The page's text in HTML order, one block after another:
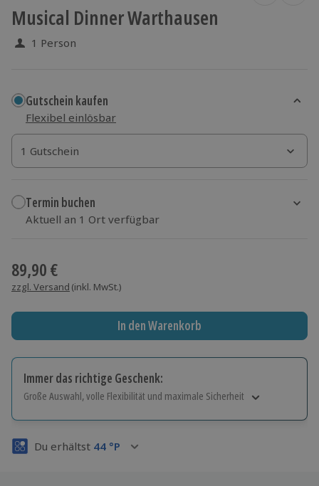
Musical Dinner Warthausen
1 Person
Gutschein kaufen
Flexibel einlösbar
1 Gutschein
1 Gutschein
1 Gutschein
Termin buchen
Aktuell an 1 Ort verfügbar
89,90 €
zzgl. Versand (inkl. MwSt.)
In den Warenkorb
Immer das richtige Geschenk:
Große Auswahl, volle Flexibilität und maximale Sicherheit
Volle Flexibilität
Du erhältst 44 °P